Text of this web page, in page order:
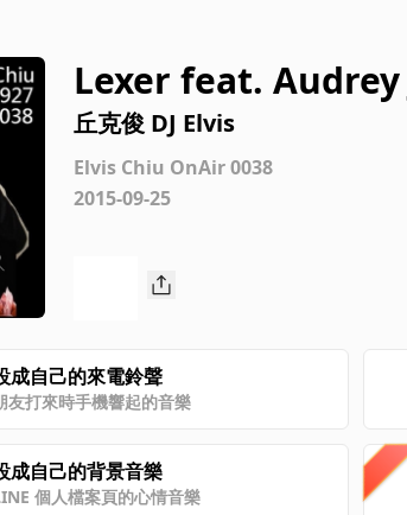
Lexer feat. Audrey
mix)
丘克俊 DJ Elvis
Elvis Chiu OnAir 0038
2015-09-25
成自己的來電鈴聲
友打來時手機響起的音樂
成自己的背景音樂
個人檔案頁的心情音樂